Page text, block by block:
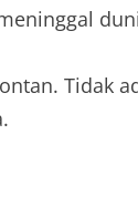
Tidak